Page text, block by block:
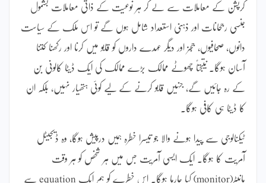
کرپشن کے معاملات سے لے کر ہر نوعیت کے ذاتی معاملات بشمول
جنسی رجحانات اور ذہنی استعداد شامل ہوں گے تو اس ملک کے سیاست
دانوں، صحافیوں، ججز اور دیگر عہدے داروں کو قابو میں کرنا اور رکھنا کتنا
آسان ہوگا۔ نتیجتاً چھوٹے ممالک بڑے ممالک کی ایک ڈیٹا کالونی بن
کے رہ جائیں گے، جنہیں قابو کرنے کے لیے کوئی ہتھیار نہیں، بلکہ ان
کا ڈیٹا ہی کافی ہوگا۔
ٹیکنالوجی سے پیدا ہونے والا جو تیسرا خطرہ ہمیں درپیش ہوگا، وہ ڈیجیٹل
آمریت کا ہوگا۔ ایک ایسی آمریت جس میں ہر شخص کو ہر وقت
مانیٹر(monitor) کیا جارہا ہوگا۔ اس خطرے کو ہم ایک equation سے